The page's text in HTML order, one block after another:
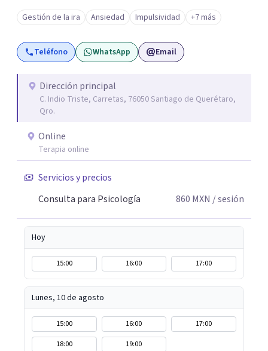
fortalecer tu autoestima. . Comprender por qué repites
ciertos patrones o emociones. Puedes superar lo que te
preocupa y lograr tus objetivos más pronto de lo que
imaginas. Contáctame por Wahtsapp. Puedo ayudarte.
Gestión de la ira Ansiedad Impulsividad +7 más
Teléfono WhatsApp Email
Dirección principal
C. Indio Triste, Carretas, 76050 Santiago de Querétaro,
Qro.
Online
Terapia online
Servicios y precios
Consulta para Psicología
860 MXN / sesión
Hoy
15:00 16:00 17:00
Lunes, 10 de agosto
15:00 16:00
17:00
18:00
19:00